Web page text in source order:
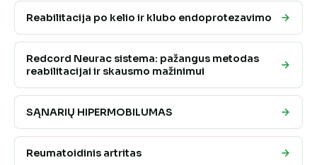
Reabilitacija po kelio ir klubo endoprotezavimo
Redcord Neurac sistema: pažangus metodas
reabilitacijai ir skausmo mažinimui
SĄNARIŲ HIPERMOBILUMAS
Reumatoidinis artritas